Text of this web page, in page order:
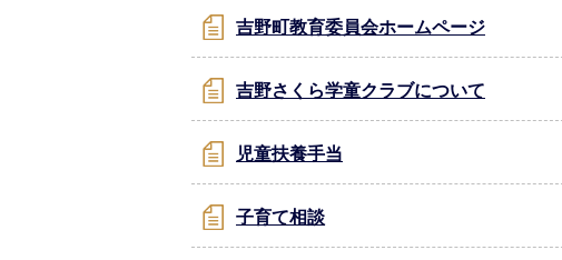
吉野町教育委員会ホームページ
吉野さくら学童クラブについて
児童扶養手当
子育て相談